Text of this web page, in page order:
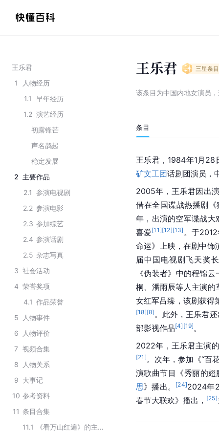
王乐君
1
人物经历
1.1
早年经历
1.2 演艺经历
初露锋芒
声名鹊起
稳定发展
2 主要作品
2.1 参演电视剧
2.2 参演电影
2.3 参加综艺
2.4 参演话剧
2.5 杂志写真
3 社会活动
4 荣誉奖项
4.1 作品荣誉
5
人物事件
6
人物评价
7 视频合集
8
人物关系
9 大事记
10 参考资料
11 条目合集
11.1
《看万山红遍》的主要演员
王乐君 三星条目
该条目为中国内地女演员 ，
条目
王乐君，1984年1月28
矿文工团话剧团演员，
2005年，王乐君因出
借在全国谍战热播剧
年，出演的空军谍战大
喜爱[11][12][13] 。于
命运》上映，在剧中饰
届中国电视剧飞天奖
《伪装者》中的程锦
桐、潘雨辰等人主演的
女红军吕臻，该剧获得
[18][8] 。此外，王乐君
部影视作品[4] [19] 。
2022年，王乐君主演
[21 ] 。次年，参加《“
演歌曲节目《秀丽的翅
思》播出。 [24]2024年
春节大联欢》播出， [25]